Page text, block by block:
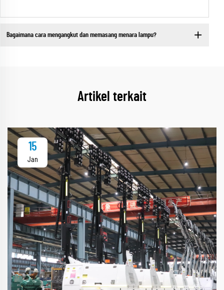
Bagaimana cara mengangkut dan memasang menara lampu?
Artikel terkait
15
Jan